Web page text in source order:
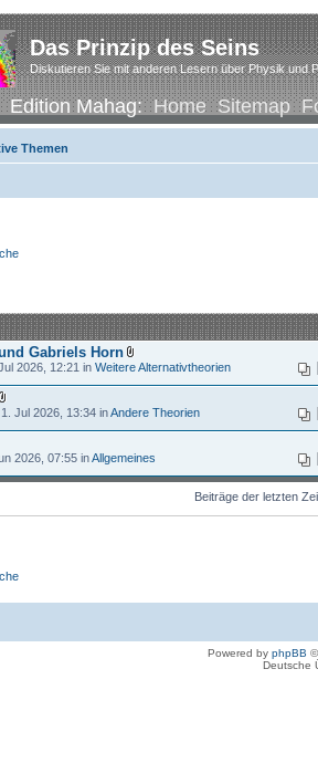
Das Prinzip des Seins
Diskutieren Sie mit anderen Lesern über Physik und
Edition Mahag:Home Sitemap
Themen
Gabriels Horn
2026, 12:21 in Weitere Alternativtheorien
Jul 2026, 13:34 inAndere Theorien
2026, 07:55 inAllgemeines
Beiträge der letzten
Powered by phpBB
Deutsche